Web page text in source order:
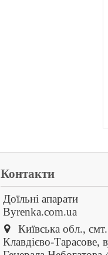
Контакти
Доїльні апарати
Byrenka.com.ua
Київська обл., смт.
Клавдієво-Тарасове,